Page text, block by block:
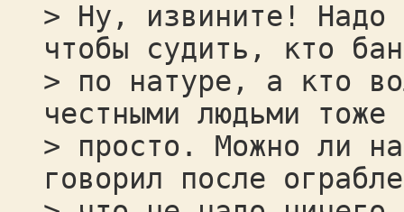
> Ну, извините! Надо
чтобы судить, кто
> по натуре, а кто
честными людьми тоже
> просто. Можно ли
говорил после